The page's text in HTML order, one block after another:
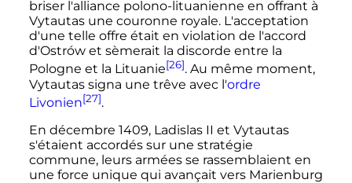
briser l'alliance polono-lituanienne en offrant à
Vytautas une couronne royale. L'acceptation
d'une telle offre était en violation de l'accord
d'Ostrów et sèmerait la discorde entre la
Pologne et la Lituanie[26]. Au même moment,
Vytautas signa une trêve avec l'ordre
Livonien[27].
En décembre 1409, Ladislas II et Vytautas
s'étaient accordés sur une stratégie
commune, leurs armées se rassemblaient en
une force unique qui avançait vers Marienburg